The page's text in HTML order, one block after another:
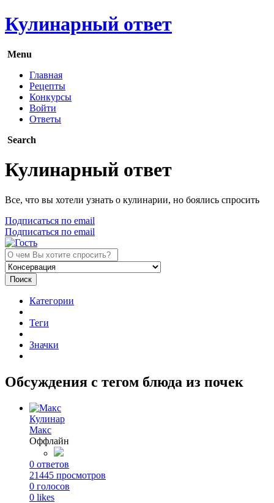
Кулинарный ответ
Menu
Главная
Рецепты
Конкурсы
Войти
Ответы
Search
Кулинарный ответ
Все, что вы хотели узнать о кулинарии, но боялись спросить
Подписаться по email
Подписаться по email
Поиск
Категории
Теги
Значки
Обсуждения с тегом блюда из почек
Кулинар
Макс
Оффлайн
0 ответов
21445 просмотров
0 голосов
0 likes